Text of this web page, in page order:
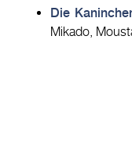
Die
Mikado,